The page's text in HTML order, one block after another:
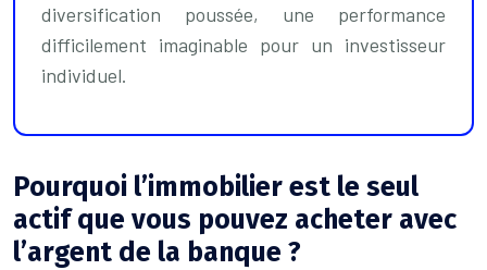
diversification poussée, une performance
difficilement imaginable pour un investisseur
individuel.
Pourquoi l’immobilier est le seul
actif que vous pouvez acheter avec
l’argent de la banque ?